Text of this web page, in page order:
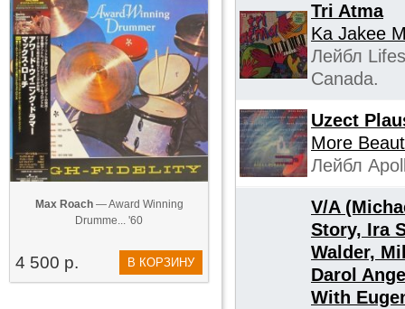
Max Roach— Award Winning
Drumme... '60
4 500 р. В КОРЗИНУ
Tri Atma
Ka Jakee
Лейбл
Canada.
Uzect
More
Лейбл
V/A
Story, Ira
Walder,
Darol
With